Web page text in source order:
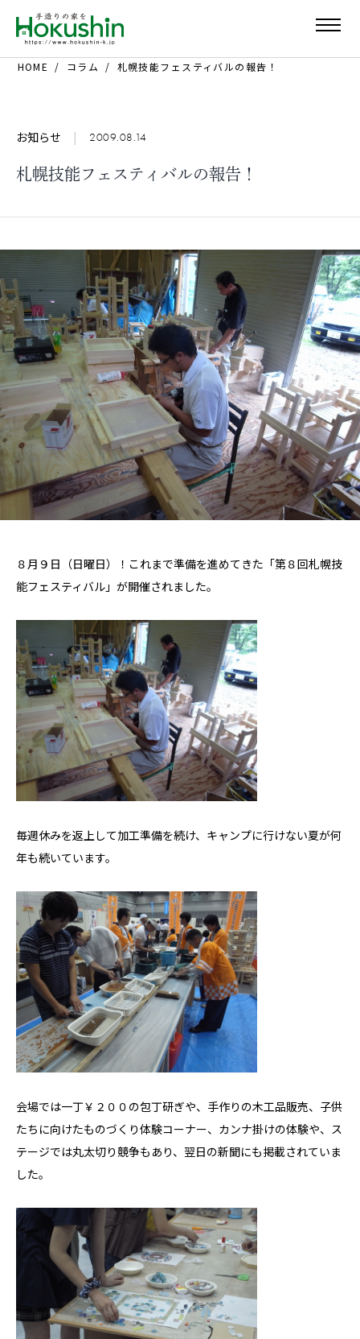
HOME コラム 札幌技能フェスティバルの報告！
お知らせ | 2009.08.14
札幌技能フェスティバルの報告！
８月９日（日曜日）！これまで準備を進めてきた「第８回札幌技
能フェスティバル」が開催されました。
毎週休みを返上して加工準備を続け、キャンプに行けない夏が何
年も続いています。
会場では一丁￥２００の包丁研ぎや、手作りの木工品販売、子供
たちに向けたものづくり体験コーナー、カンナ掛けの体験や、ス
テージでは丸太切り競争もあり、翌日の新聞にも掲載されていま
した。